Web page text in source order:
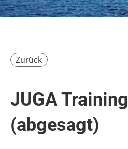
Zurück
JUGA Training
(abgesagt)